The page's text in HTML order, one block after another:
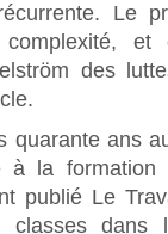
Le
des
quarante ans
à la
publié Le
classes dans